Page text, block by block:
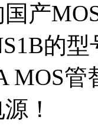
产
的
MOS
！